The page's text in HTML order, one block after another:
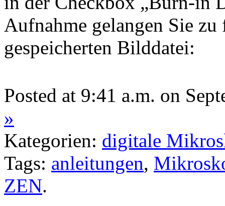
Aufnahme gelangen Sie
gespeicherten Bilddatei:
Posted at 9:41 a.m. on
»
Kategorien: digitale
Tags: anleitungen,
ZEN.